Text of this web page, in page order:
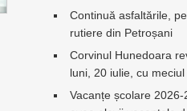
Continuă asfaltările,
rutiere din Petroșani
Corvinul Hunedoara
luni, 20 iulie, cu
Vacanțe școlare